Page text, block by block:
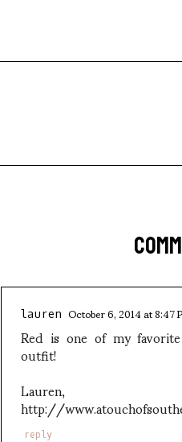
lauren October 6, 2014 at 8:47
Red is one of my
outfit!
Lauren,
http://
reply